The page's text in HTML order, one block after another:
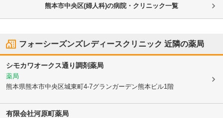
熊本市中央区(婦人科)の病院・クリニック一覧
フォーシーズンズレディースクリニック 近隣の薬局
シモカワオークス通り調剤薬局
薬局
熊本県熊本市中央区城東町4-7グランガーデン熊本ビル1階
有限会社河原町薬局